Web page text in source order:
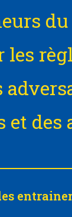
du
les
et des